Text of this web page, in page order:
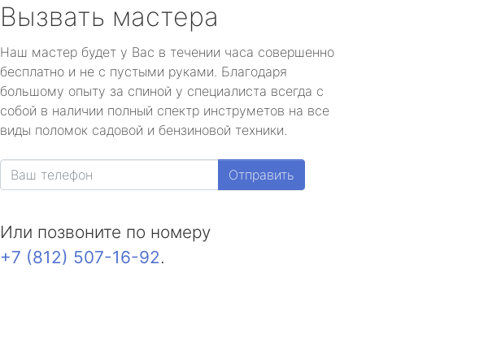
Вызвать мастера
Наш мастер будет у Вас в течении часа совершенно
бесплатно и не с пустыми руками. Благодаря
большому опыту за спиной у специалиста всегда с
собой в наличии полный спектр инструметов на все
виды поломок садовой и бензиновой техники.
Отправить
Или позвоните по номеру
+7 (812) 507-16-92.